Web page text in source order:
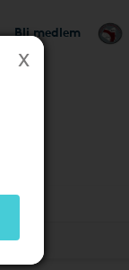
Bli medlem